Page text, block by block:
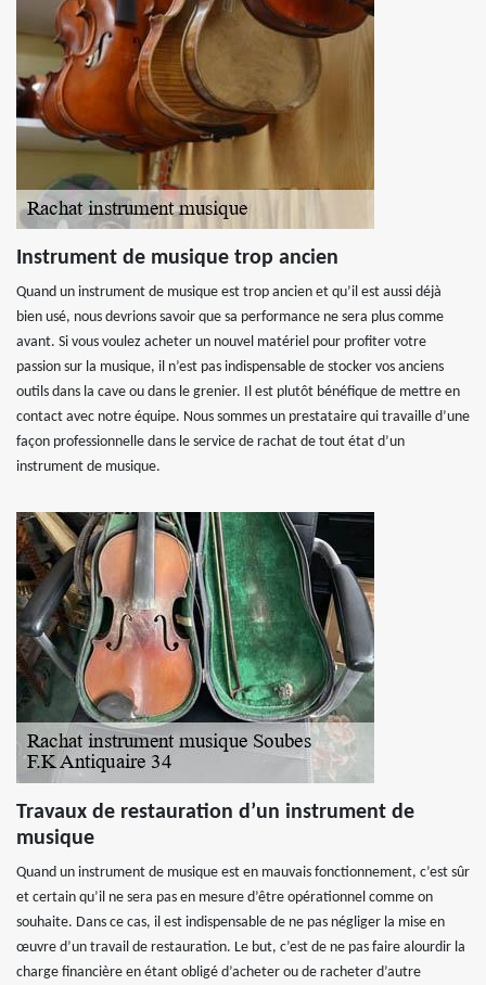
Instrument de musique trop ancien
Quand un instrument de musique est trop ancien et qu’il est aussi déjà
bien usé, nous devrions savoir que sa performance ne sera plus comme
avant. Si vous voulez acheter un nouvel matériel pour profiter votre
passion sur la musique, il n’est pas indispensable de stocker vos anciens
outils dans la cave ou dans le grenier. Il est plutôt bénéfique de mettre en
contact avec notre équipe. Nous sommes un prestataire qui travaille d’une
façon professionnelle dans le service de rachat de tout état d’un
instrument de musique.
Travaux de restauration d’un instrument de
musique
Quand un instrument de musique est en mauvais fonctionnement, c’est sûr
et certain qu’il ne sera pas en mesure d’être opérationnel comme on
souhaite. Dans ce cas, il est indispensable de ne pas négliger la mise en
œuvre d’un travail de restauration. Le but, c’est de ne pas faire alourdir la
charge financière en étant obligé d’acheter ou de racheter d’autre